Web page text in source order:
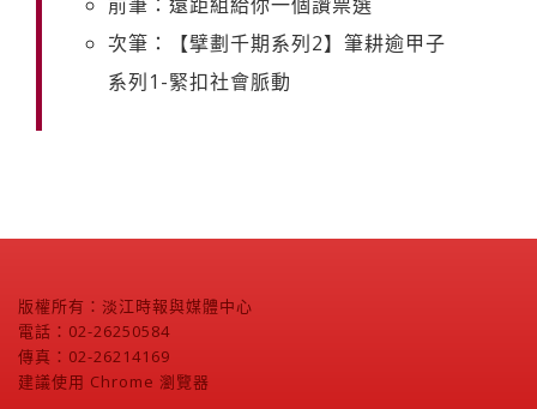
次筆：【擘劃千期系列2】筆耕逾甲子
系列1-緊扣社會脈動
版權所有：淡江時報與媒體中心
電話：02-26250584
傳真：02-26214169
建議使用 Chrome 瀏覽器